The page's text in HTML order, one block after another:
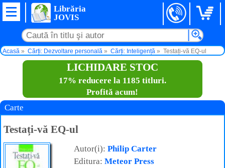
Librăria
JOVIS
Acasă Cărți: Dezvoltare personală Cărți: Inteligență Testați-vă EQ-ul
LICHIDARE STOC
17% reducere la 1185 titluri.
Profită acum!
Carte
Testați-vă EQ-ul
Autor(i): Philip Carter
Editura: Meteor Press